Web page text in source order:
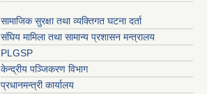
सामाजिक सुरक्षा तथा व्यक्तिगत घटना दर्ता
संघिय मामिला तथा सामान्य प्रशासन मन्त्रालय
PLGSP
केन्द्रीय पञ्जिकरण विभाग
प्रधानमन्त्री कार्यालय